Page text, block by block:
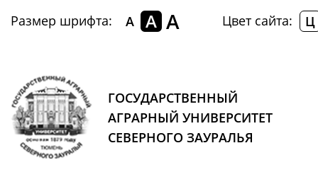
Размер шрифта: A A A Цвет сайта: Ц
ГОСУДАРСТВЕННЫЙ
АГРАРНЫЙ УНИВЕРСИТЕТ
СЕВЕРНОГО ЗАУРАЛЬЯ